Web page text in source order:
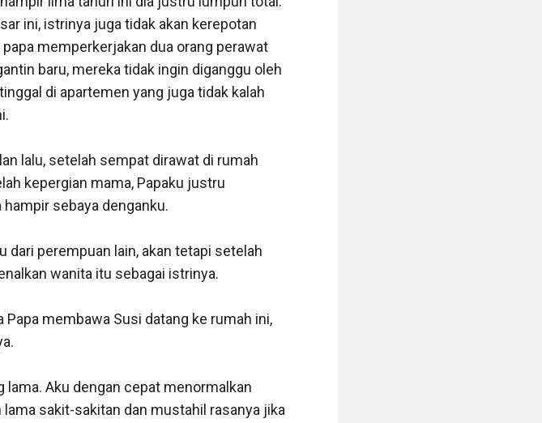
ini, istrinya juga tidak akan kerepotan
memperkerjakan dua orang perawat
baru, mereka tidak ingin diganggu oleh
di apartemen yang juga tidak kalah
lalu, setelah sempat dirawat di rumah
kepergian mama, Papaku justru
sebaya denganku.
dari perempuan lain, akan tetapi setelah
wanita itu sebagai istrinya.
membawa Susi datang ke rumah ini,
Aku dengan cepat menormalkan
sakit-sakitan dan mustahil rasanya jika